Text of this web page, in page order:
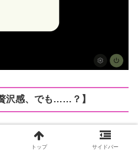
沢感、でも……？】
もいいのが 4:3の画面比率
これだけしっかり、しかも
トップ サイドバー